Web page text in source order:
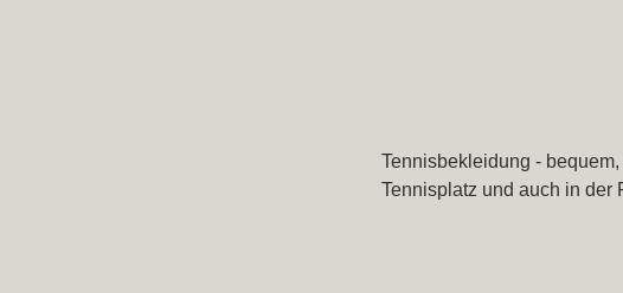
Tennisbekleidung -
Tennisplatz und auch in der